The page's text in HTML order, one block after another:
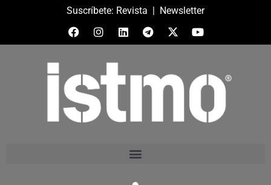
Suscríbete: Revista | Newsletter